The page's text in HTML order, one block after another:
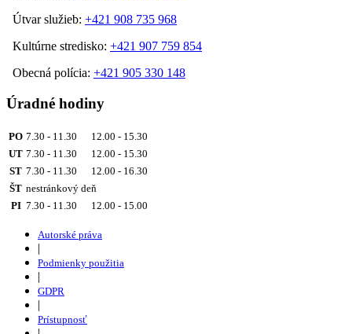
Útvar služieb: +421 908 735 968
Kultúrne stredisko: +421 907 759 854
Obecná polícia: +421 905 330 148
Úradné hodiny
PO 7.30 - 11.30 12.00 - 15.30
UT 7.30 - 11.30 12.00 - 15.30
ST 7.30 - 11.30 12.00 - 16.30
ŠT nestránkový deň
PI 7.30 - 11.30 12.00 - 15.00
Autorské práva
|
Podmienky použitia
|
GDPR
|
Prístupnosť